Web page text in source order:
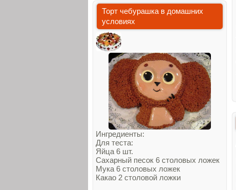
Торт чебурашка в домашних
условиях
Ингредиенты:
Для теста:
Яйца 6 шт.
Сахарный песок 6 столовых ложек
Мука 6 столовых ложек
Какао 2 столовой ложки